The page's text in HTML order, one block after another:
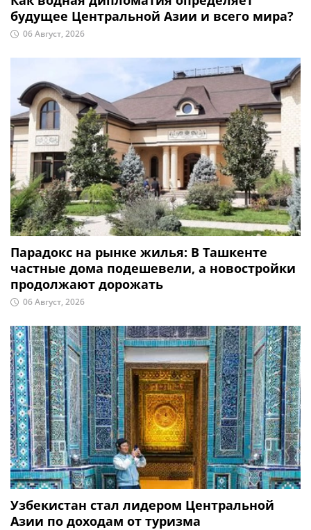
будущее Центральной Азии и всего мира?
06 Август, 2026
Парадокс на рынке жилья: В Ташкенте
частные дома подешевели, а новостройки
продолжают дорожать
06 Август, 2026
Узбекистан стал лидером Центральной
Азии по доходам от туризма